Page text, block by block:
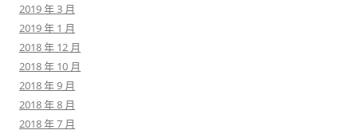
2019 年 3 月
2019 年 1 月
2018 年 12 月
2018 年 10 月
2018 年 9 月
2018 年 8 月
2018 年 7 月